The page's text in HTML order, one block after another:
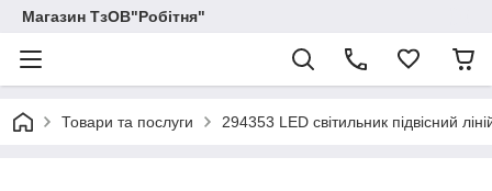
Магазин ТзОВ"Робітня"
Товари та послуги 294353 LED cвітильник підвісний